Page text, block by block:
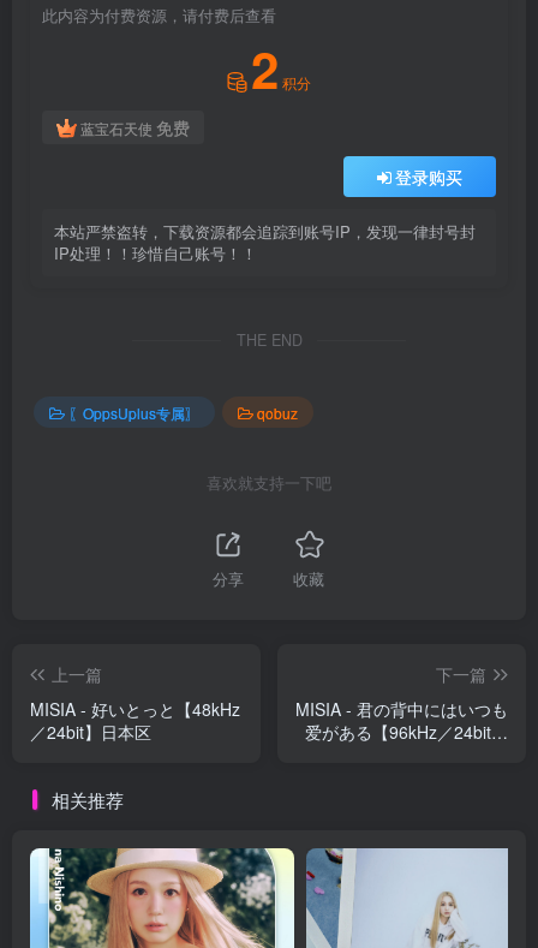
此内容为付费资源，请付费后查看
2 积分
蓝宝石天使 免费
登录购买
本站严禁盗转，下载资源都会追踪到账号IP，发现一律封号封
IP处理！！珍惜自己账号！！
THE END
〖OppsUplus专属〗 qobuz
喜欢就支持一下吧
分享 收藏
上一篇
MISIA - 好いとっと【48kHz
／24bit】日本区
下一篇
MISIA - 君の背中にはいつも
爱がある【96kHz／24bit】
相关推荐